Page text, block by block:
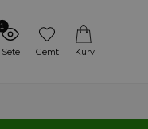
1
Sete Gemt Kurv